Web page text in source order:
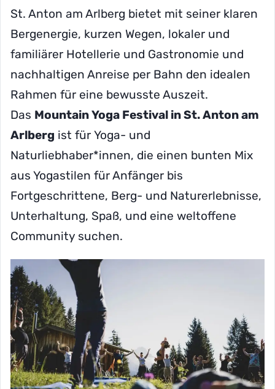
St. Anton am Arlberg bietet mit seiner klaren
Bergenergie, kurzen Wegen, lokaler und
familiärer Hotellerie und Gastronomie und
nachhaltigen Anreise per Bahn den idealen
Rahmen für eine bewusste Auszeit.
Das Mountain Yoga Festival in St. Anton am
Arlberg ist für Yoga- und
Naturliebhaber*innen, die einen bunten Mix
aus Yogastilen für Anfänger bis
Fortgeschrittene, Berg- und Naturerlebnisse,
Unterhaltung, Spaß, und eine weltoffene
Community suchen.